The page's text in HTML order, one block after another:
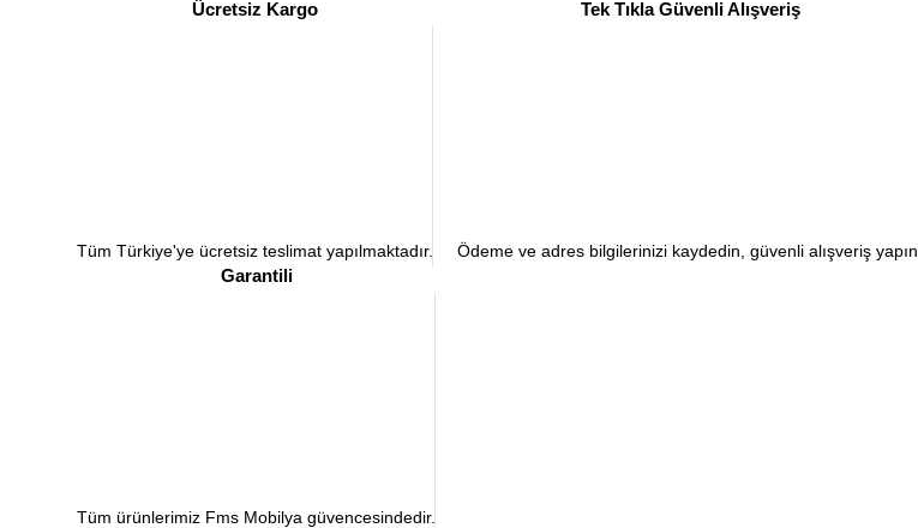
Ücretsiz Kargo
Tüm Türkiye'ye ücretsiz teslimat yapılmaktadır.
Tek Tıkla Güvenli Alışveriş
Ödeme ve adres bilgilerinizi kaydedin, güvenli alışveriş yapın.
Garantili
Tüm ürünlerimiz Fms Mobilya güvencesindedir.